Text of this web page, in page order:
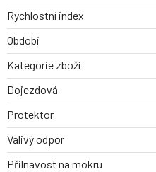
Rychlostní index
Období
Kategorie zboží
Dojezdová
Protektor
Valivý odpor
Přilnavost na mokru